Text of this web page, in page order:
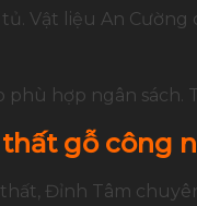
Vật liệu An
phù hợp ngân
gỗ công
Đỉnh Tâm